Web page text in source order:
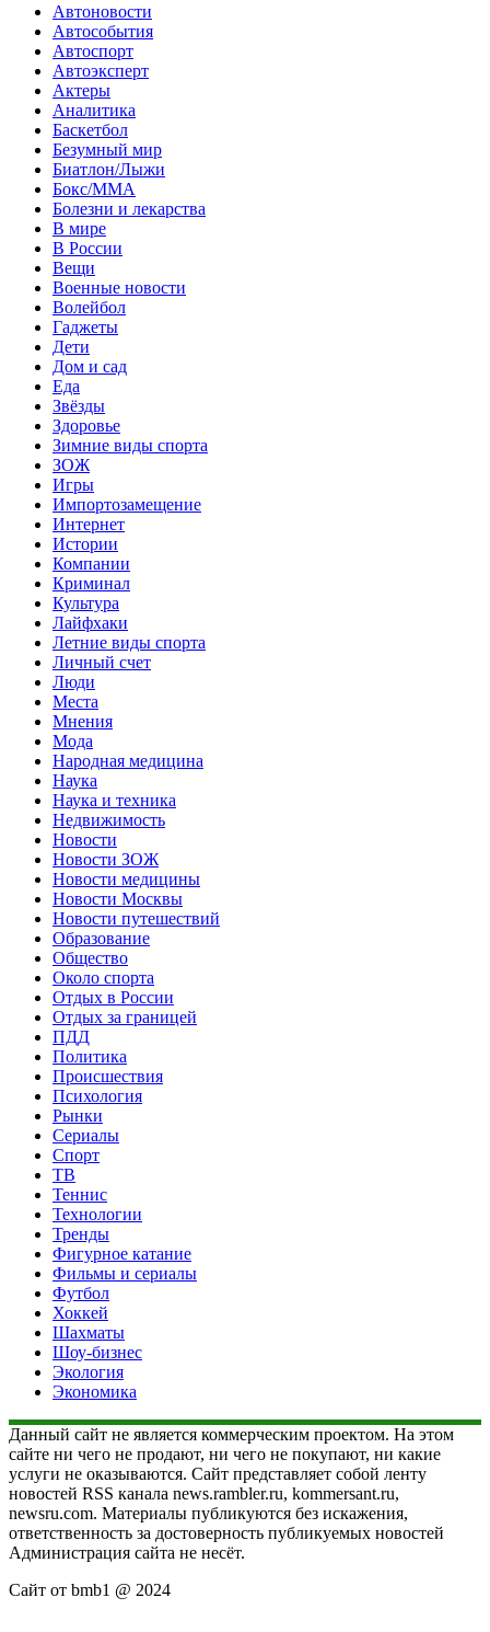
Автоновости
Автособытия
Автоспорт
Автоэксперт
Актеры
Аналитика
Баскетбол
Безумный мир
Биатлон/Лыжи
Бокс/MMA
Болезни и лекарства
В мире
В России
Вещи
Военные новости
Волейбол
Гаджеты
Дети
Дом и сад
Еда
Звёзды
Здоровье
Зимние виды спорта
ЗОЖ
Игры
Импортозамещение
Интернет
Истории
Компании
Криминал
Культура
Лайфхаки
Летние виды спорта
Личный счет
Люди
Места
Мнения
Мода
Народная медицина
Наука
Наука и техника
Недвижимость
Новости
Новости ЗОЖ
Новости медицины
Новости Москвы
Новости путешествий
Образование
Общество
Около спорта
Отдых в России
Отдых за границей
ПДД
Политика
Происшествия
Психология
Рынки
Сериалы
Спорт
ТВ
Теннис
Технологии
Тренды
Фигурное катание
Фильмы и сериалы
Футбол
Хоккей
Шахматы
Шоу-бизнес
Экология
Экономика
Данный сайт не является коммерческим проектом. На этом
сайте ни чего не продают, ни чего не покупают, ни какие
услуги не оказываются. Сайт представляет собой ленту
новостей RSS канала news.rambler.ru, kommersant.ru,
newsru.com. Материалы публикуются без искажения,
ответственность за достоверность публикуемых новостей
Администрация сайта не несёт.
Сайт от bmb1 @ 2024